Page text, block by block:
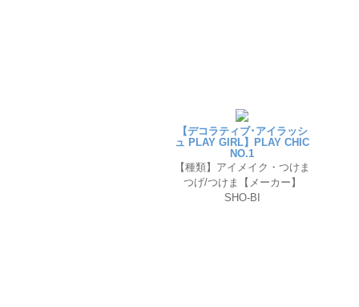
【デコラティブ･アイラッシ
ュ PLAY GIRL】PLAY CHIC
NO.1
【種類】アイメイク・つけま
つげ/つけま【メーカー】
SHO-BI